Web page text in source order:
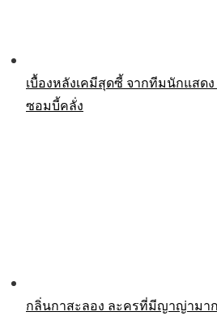
เบื้องหลังเคมีสุดซี้ จากทีมนักแสดง
ซอมบี้คลั่ง
กลิ่นกาสะลอง ละครที่มีญาญ่ามา